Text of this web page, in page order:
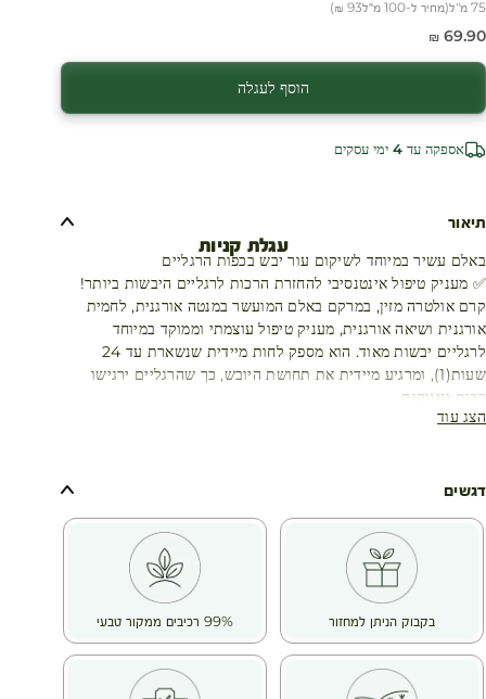
עגלת קניות
75 מ"ל (מחיר ל-100 מ״ל 93 ₪
)
מחיר מבצע
69.90 ₪
הוסף לעגלה
אספקה עד 4 ימי עסקים
תיאור
באלם עשיר במיוחד לשיקום עור יבש בכפות הרגליים
✅ מעניק טיפול אינטנסיבי להחזרת הרכות לרגליים היבשות ביותר!
קרם אולטרה מזין, במרקם באלם המועשר במנטה אורגנית, לחמית
אורגנית ושיאה אורגנית, מעניק טיפול עוצמתי וממוקד במיוחד
לרגליים יבשות מאוד. הוא מספק לחות מיידית שנשארת עד 24
שעות(1), ומרגיע מיידית את תחושת היובש, כך שהרגליים ירגישו
רכות ונינוחות.
✅ למי זה מתאים?
לא מתאים לנשים בהריון (שמן מנטה)
יתרונות: מזין, מרכך, ומגן על העור מיובש
✅ תוצאות מיידיות:
✅ לאחר 28 ימים:
96% מהמשתמשות מדווחות שעורן מוזן ולח
86% מהמשתמשות ציינו שהרגליים חלקות יותר ופחות סובלות
הצג עוד
דגשים
בקבוק הניתן למחזור 99% רכיבים ממקור טבעי